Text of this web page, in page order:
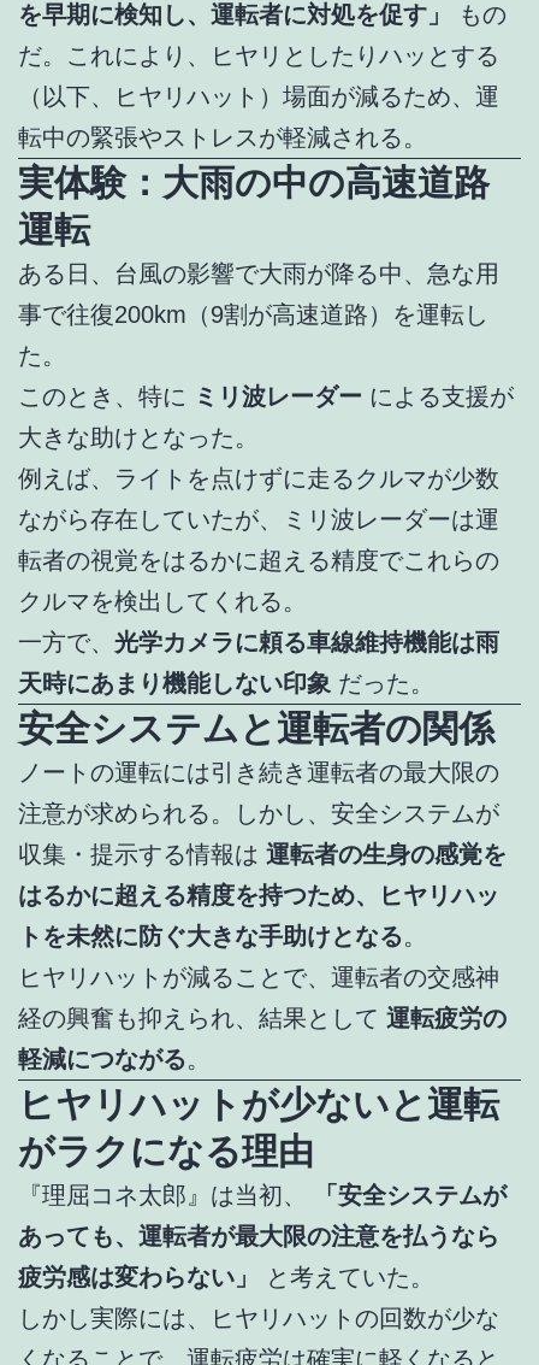
を早期に検知し、運転者に対処を促す」
もの
だ。これにより、ヒヤリとしたりハッとする
（以下、ヒヤリハット）場面が減るため、運
転中の緊張やストレスが軽減される。
実体験：大雨の中の高速道路
運転
ある日、台風の影響で大雨が降る中、急な用
事で往復200km（9割が高速道路）を運転し
た。
このとき、特に ミリ波レーダー による支援が
大きな助けとなった。
例えば、ライトを点けずに走るクルマが少数
ながら存在していたが、ミリ波レーダーは運
転者の視覚をはるかに超える精度でこれらの
クルマを検出してくれる。
一方で、 光学カメラに頼る車線維持機能は雨
天時にあまり機能しない印象 だった。
安全システムと運転者の関係
ノートの運転には引き続き運転者の最大限の
注意が求められる。しかし、安全システムが
収集・提示する情報は 運転者の生身の感覚を
はるかに超える精度を持つため、ヒヤリハッ
トを未然に防ぐ大きな手助けとなる。
ヒヤリハットが減ることで、運転者の交感神
経の興奮も抑えられ、結果として 運転疲労の
軽減につながる。
ヒヤリハットが少ないと運転
がラクになる理由
『理屈コネ太郎』は当初、
「安全システムが
あっても、運転者が最大限の注意を払うなら
疲労感は変わらない」
と考えていた。
しかし実際には、ヒヤリハットの回数が少な
くなることで、運転疲労は確実に軽くなると